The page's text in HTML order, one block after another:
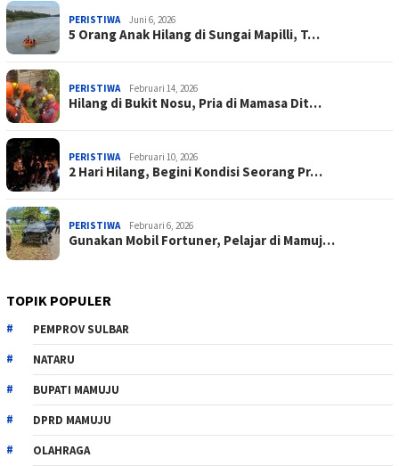
PERISTIWA Juni 6, 2026
5 Orang Anak Hilang di Sungai Mapilli, T…
PERISTIWA Februari 14, 2026
Hilang di Bukit Nosu, Pria di Mamasa Dit…
PERISTIWA Februari 10, 2026
2 Hari Hilang, Begini Kondisi Seorang Pr…
PERISTIWA Februari 6, 2026
Gunakan Mobil Fortuner, Pelajar di Mamuj…
TOPIK POPULER
PEMPROV SULBAR
NATARU
BUPATI MAMUJU
DPRD MAMUJU
OLAHRAGA